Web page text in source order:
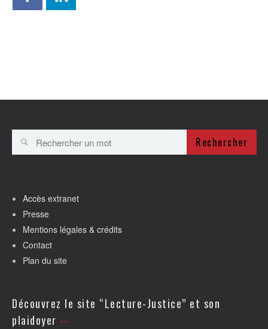
Rechercher
Accès extranet
Presse
Mentions légales & crédits
Contact
Plan du site
Découvrez le site “Lecture-Justice” et son
plaidoyer